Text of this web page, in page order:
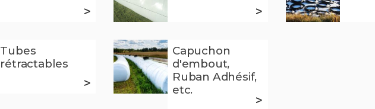
> >
Tubes
rétractables
>
Capuchon
d'embout,
Ruban Adhésif,
etc.
>